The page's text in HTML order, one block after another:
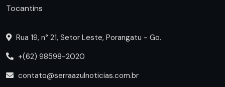
Tocantins
Rua 19, n° 21, Setor Leste, Porangatu - Go.
+(62) 98598-2020
contato@serraazulnoticias.com.br